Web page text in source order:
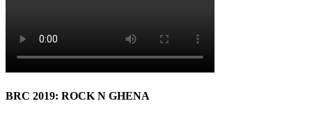
BRC 2019: ROCK N GHENA